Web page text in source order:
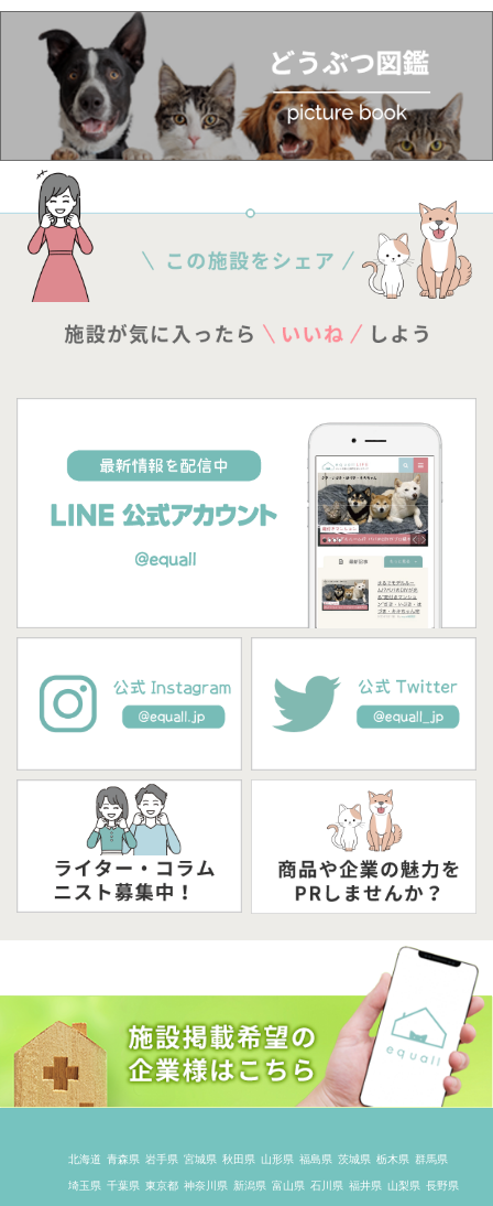
北海道 青森県 岩手県 宮城県 秋田県 山形県 福島県 茨城県 栃木県 群馬県
埼玉県 千葉県 東京都 神奈川県 新潟県 富山県 石川県 福井県 山梨県 長野県